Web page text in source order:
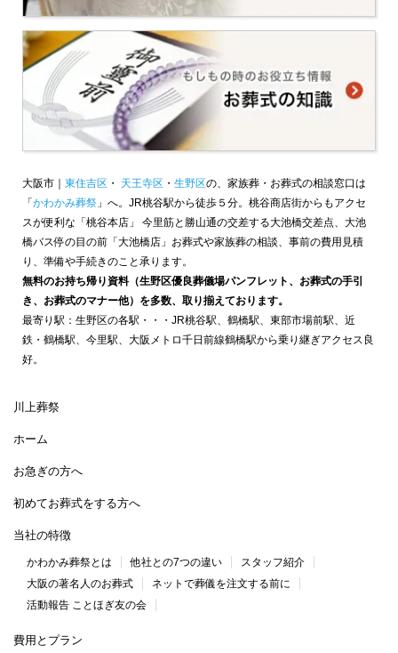
大阪市｜ 東住吉区 ・ 天王寺区 ・ 生野区の、家族葬・お葬式の相談窓口は
「かわかみ葬祭 」へ。JR桃谷駅から徒歩５分。桃谷商店街からもアクセ
スが便利な「桃谷本店」 今里筋と勝山通の交差する大池橋交差点、大池
橋バス停の目の前「大池橋店」お葬式や家族葬の相談、事前の費用見積
り、準備や手続きのこと承ります。
無料のお持ち帰り資料（生野区優良葬儀場パンフレット、お葬式の手引
き、お葬式のマナー他）を多数、取り揃えております。
最寄り駅：生野区の各駅・・・JR桃谷駅、鶴橋駅、東部市場前駅、近
鉄・鶴橋駅、今里駅、大阪メトロ千日前線鶴橋駅から乗り継ぎアクセス良
好。
川上葬祭
ホーム
お急ぎの方へ
初めてお葬式をする方へ
当社の特徴
かわかみ葬祭とは 他社との7つの違い
スタッフ紹介
大阪の著名人のお葬式
ネットで葬儀を注文する前に
活動報告 ことほぎ友の会
費用とプラン